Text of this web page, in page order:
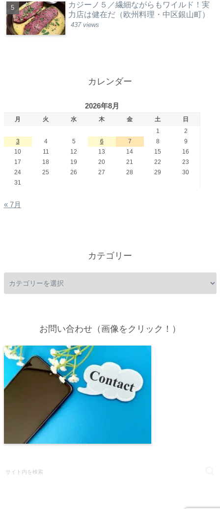
カジーノ５／繊細ながらもワイルド！実
力店は健在だ（欧州料理・中区銀山町）
437 views
カレンダー
2026年8月
月 火 水 木 金 土
日
1
2
3
4 5 6 7 8
9
10
11 12 13 14 15
16
17
18 19 20 21 22
23
24
25 26 27 28 29
30
31
« 7月
カテゴリー
お問い合わせ（画像をクリック！）